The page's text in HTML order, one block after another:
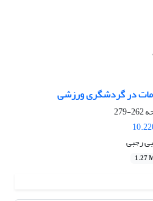
در گردشگری ورزشی
262-279
رجبی
1.27